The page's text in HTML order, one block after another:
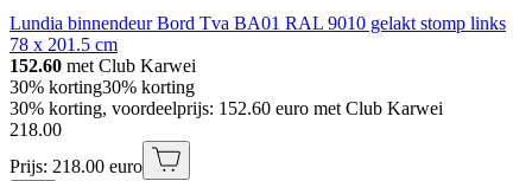
Lundia binnendeur Bord Tva BA01 RAL 9010 gelakt stomp links
78 x 201.5 cm
152.60 met Club Karwei
30% korting30% korting
30% korting, voordeelprijs: 152.60 euro met Club Karwei
218.00
Prijs: 218.00 euro